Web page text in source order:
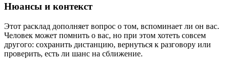
Нюансы и контекст
Этот расклад дополняет вопрос о том, вспоминает ли он вас.
Человек может помнить о вас, но при этом хотеть совсем
другого: сохранить дистанцию, вернуться к разговору или
проверить, есть ли шанс на сближение.